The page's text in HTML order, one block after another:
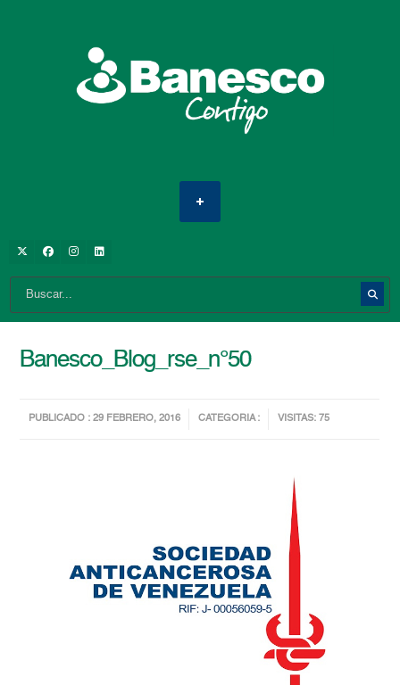
Banesco_Blog_rse_n°50
PUBLICADO : 29 FEBRERO, 2016 CATEGORIA : VISITAS: 75